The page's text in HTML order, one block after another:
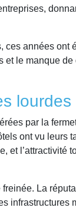
années ont
et le manque
lourdes
par la
ont vu leurs
et l’attractivité
La
infrastructures